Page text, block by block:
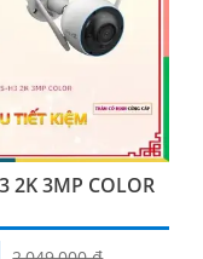
2K 3MP COLOR